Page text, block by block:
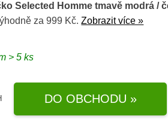
Selected Homme tmavě modrá /
za 999 Kč.Zobrazit více »
> 5 ks
DO OBCHODU »